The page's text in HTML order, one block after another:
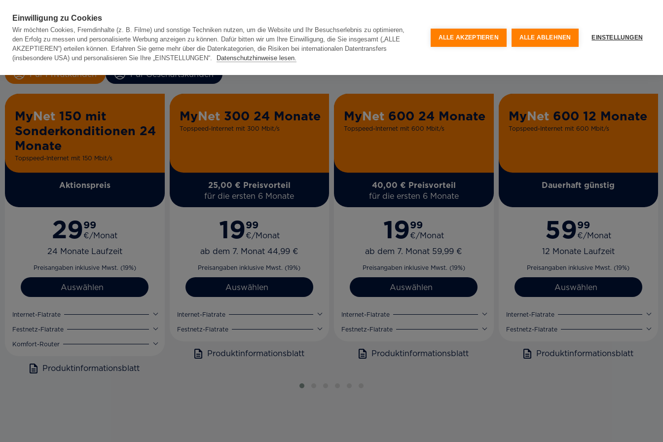
Für Privatkunden Für Geschäftskunden
MyNet 150 mit
Sonderkonditionen 24
Monate
Topspeed-Internet mit 150 Mbit/s
Aktionspreis
2999
€/Monat
24 Monate Laufzeit
Preisangaben inklusive Mwst. (19%)
Auswählen
Internet-Flatrate
Festnetz-Flatrate
Komfort-Router
Produktinformationsblatt
MyNet300 24 Monate
Topspeed-Internet mit 300 Mbit/s
25,00 € Preisvorteil
für die ersten 6 Monate
1999
€/Monat
ab dem 7. Monat 44,99 €
Preisangaben inklusive Mwst. (19%)
Auswählen
Internet-Flatrate
Festnetz-Flatrate
Produktinformationsblatt
MyNet 600 24 Monate
Topspeed-Internet mit 600 Mbit/s
40,00 € Preisvorteil
für die ersten 6 Monate
1999
€/Monat
ab dem 7. Monat 59,99 €
Preisangaben inklusive Mwst. (19%)
Auswählen
Internet-Flatrate
Festnetz-Flatrate
Produktinformationsblatt
MyNet600 12 Monate
Topspeed-Internet mit 600 Mbit/s
Dauerhaft günstig
5999
€/Monat
12 Monate Laufzeit
Preisangaben inklusive Mwst. (19%)
Auswählen
Internet-Flatrate
Festnetz-Flatrate
Produktinformationsblatt
Einwilligung zu Cookies
Wir möchten Cookies, Fremdinhalte (z. B. Filme) und sonstige Techniken nutzen, um die Website und Ihr Besuchserlebnis zu optimieren,
den Erfolg zu messen und personalisierte Werbung anzeigen zu können. Dafür bitten wir um Ihre Einwilligung, die Sie insgesamt („ALLE
AKZEPTIEREN“) erteilen können. Erfahren Sie gerne mehr über die Datenkategorien, die Risiken bei internationalen Datentransfers
(insbesondere USA) und personalisieren Sie Ihre „EINSTELLUNGEN“.
Datenschutzhinweise lesen.
ALLE AKZEPTIEREN ALLE ABLEHNEN EINSTELLUNGEN